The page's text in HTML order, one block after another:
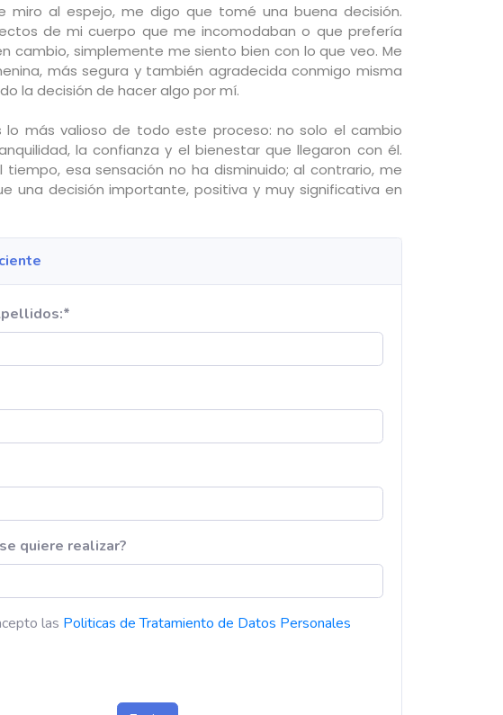
miro al espejo, me digo que tomé una buena decisión.
de mi cuerpo que me incomodaban o que prefería
cambio, simplemente me siento bien con lo que veo. Me
más segura y también agradecida conmigo misma
la decisión de hacer algo por mí.
lo más valioso de todo este proceso: no solo el cambio
la confianza y el bienestar que llegaron con él.
tiempo, esa sensación no ha disminuido; al contrario, me
una decisión importante, positiva y muy significativa en